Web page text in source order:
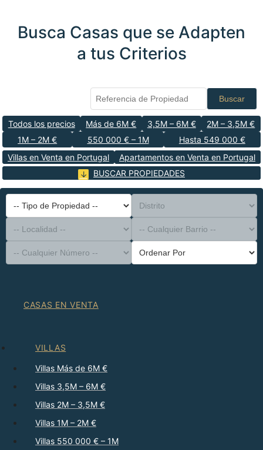
Busca Casas que se Adapten
a tus Criterios
Buscar
Todos los precios Más de 6M € 3,5M – 6M €
2M – 3,5M €
1M – 2M €
550 000 € – 1M
Hasta 549 000 €
Villas en Venta en Portugal
Apartamentos en Venta en Portugal
BUSCAR PROPIEDADES
-- Tipo de Propiedad --
Distrito
-- Localidad --
-- Cualquier Barrio --
-- Cualquier Número --
Ordenar Por
CASAS EN VENTA
VILLAS
Villas Más de 6M €
Villas 3,5M – 6M €
Villas 2M – 3,5M €
Villas 1M – 2M €
Villas 550 000 € – 1M